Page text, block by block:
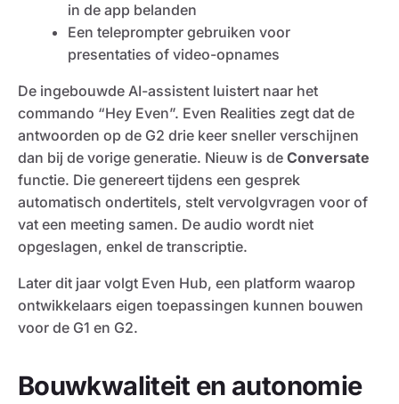
in de app belanden
Een teleprompter gebruiken voor
presentaties of video-opnames
De ingebouwde AI-assistent luistert naar het
commando “Hey Even”. Even Realities zegt dat de
antwoorden op de G2 drie keer sneller verschijnen
dan bij de vorige generatie. Nieuw is de Conversate
functie. Die genereert tijdens een gesprek
automatisch ondertitels, stelt vervolgvragen voor of
vat een meeting samen. De audio wordt niet
opgeslagen, enkel de transcriptie.
Later dit jaar volgt Even Hub, een platform waarop
ontwikkelaars eigen toepassingen kunnen bouwen
voor de G1 en G2.
Bouwkwaliteit en autonomie